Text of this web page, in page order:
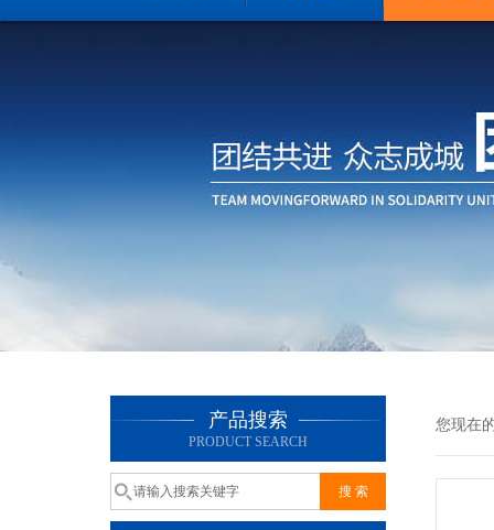
产品搜索
PRODUCT SEARCH
您现在